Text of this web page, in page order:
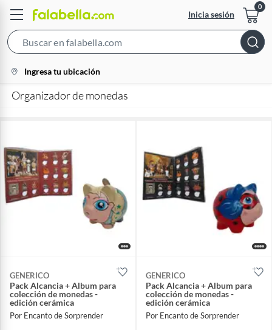
Inicia sesión
Bar
location-
icon
Ingresa tu ubicación
Organizador de monedas
GENERICO
Pack Alcancia + Album para
colección de monedas -
edición cerámica
Por Encanto de Sorprender
GENERICO
Pack Alcancia + Album para
colección de monedas -
edición cerámica
Por Encanto de Sorprender